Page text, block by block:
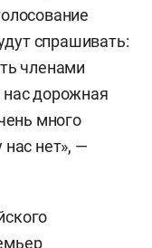
спрашивать:
членами
нас дорожная
много
нас нет», —